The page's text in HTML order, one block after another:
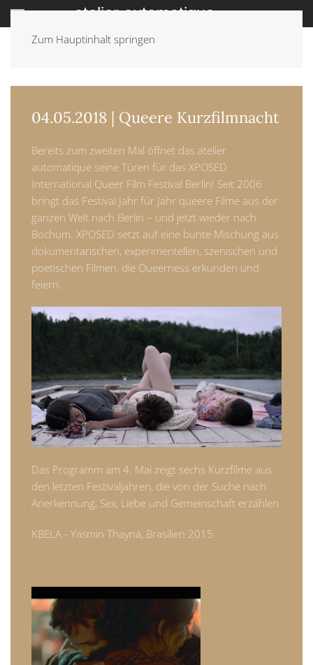
Zum Hauptinhalt springen
04.05.2018 | Queere Kurzfilmnacht
Bereits zum zweiten Mal öffnet das atelier
automatique seine Türen für das XPOSED
International Queer Film Festival Berlin! Seit 2006
bringt das Festival Jahr für Jahr queere Filme aus der
ganzen Welt nach Berlin – und jetzt wieder nach
Bochum. XPOSED setzt auf eine bunte Mischung aus
dokumentarischen, experimentellen, szenischen und
poetischen Filmen, die Queerness erkunden und
feiern.
Das Programm am 4. Mai zeigt sechs Kurzfilme aus
den letzten Festivaljahren, die von der Suche nach
Anerkennung, Sex, Liebe und Gemeinschaft erzählen.
KBELA - Yasmin Thayná, Brasilien 2015